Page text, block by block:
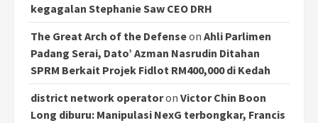
kegagalan Stephanie Saw CEO DRH
The Great Arch of the Defenseon Ahli Parlimen
Padang Serai, Dato’ Azman Nasrudin Ditahan
SPRM Berkait Projek Fidlot RM400,000 di Kedah
district network operatoron Victor Chin Boon
Long diburu: Manipulasi NexG terbongkar, Francis